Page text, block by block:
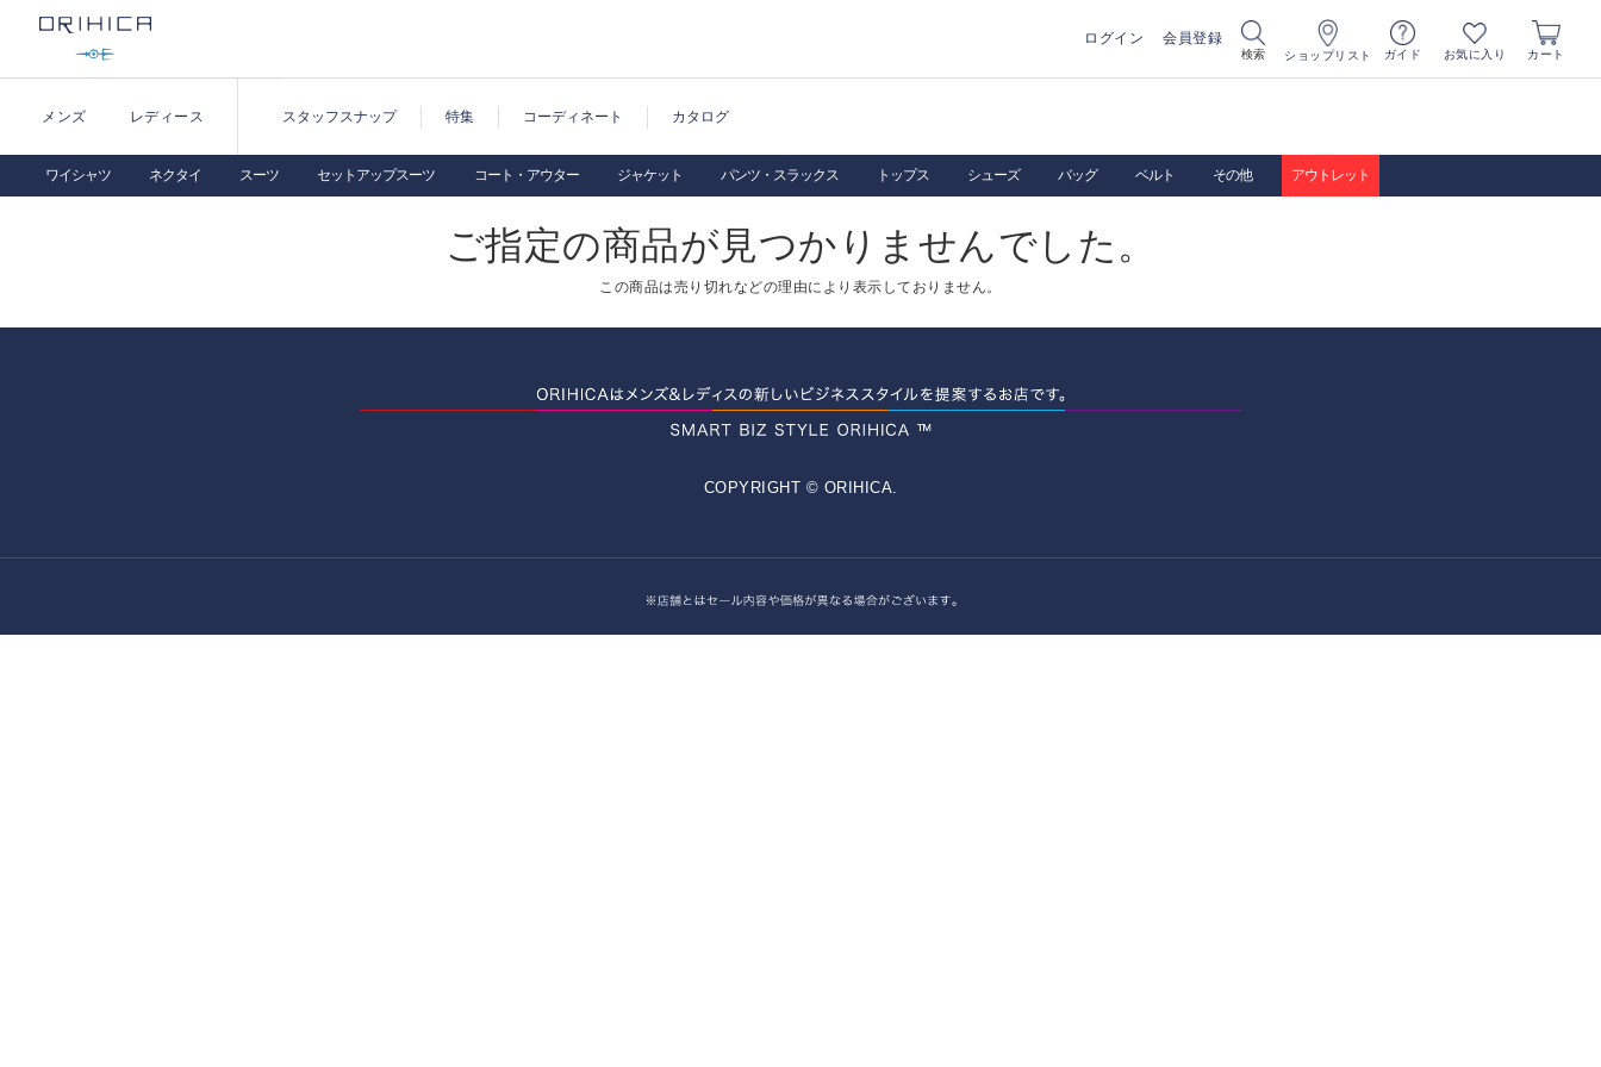
ログイン 会員登録
検索 ショップリスト ガイド お気に入り カート
メンズ レディース スタッフスナップ 特集 コーディネート カタログ
ワイシャツ ネクタイ スーツ セットアップスーツ コート・アウター ジャケット パンツ・スラックス トップス シューズ バッグ ベルト その他 アウトレット
ご指定の商品が見つかりませんでした。
この商品は売り切れなどの理由により表示しておりません。
COPYRIGHT © ORIHICA.